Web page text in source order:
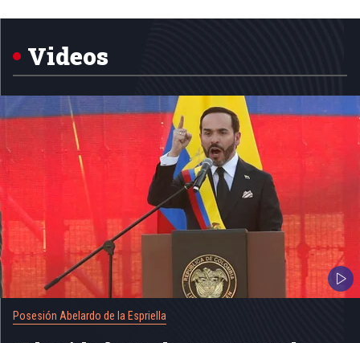
1
Videos
Posesión Abelardo de la Espriella